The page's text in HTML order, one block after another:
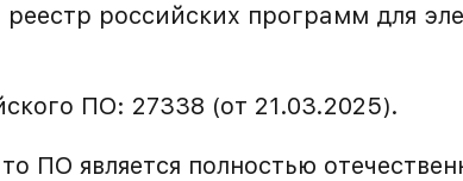
реестр российских программ для
ПО: 27338 (от 21.03.2025).
ПО является полностью